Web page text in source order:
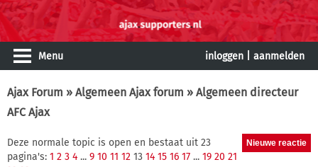
Menu inloggen aanmelden
Ajax Forum » Algemeen Ajax forum » Algemeen directeur
AFC Ajax
Deze normale topic is open en bestaat uit 23
pagina's: 1 2 3 4 ... 9 10 11 12 13 14 15 16 17 ... 19 20 21